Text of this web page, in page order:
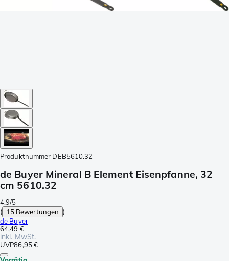
Produktnummer DEB5610.32
de Buyer Mineral B Element Eisenpfanne, 32
cm 5610.32
4.9/5
( 15 Bewertungen )
de Buyer
64,49 €
inkl. MwSt.
UVP86,95 €